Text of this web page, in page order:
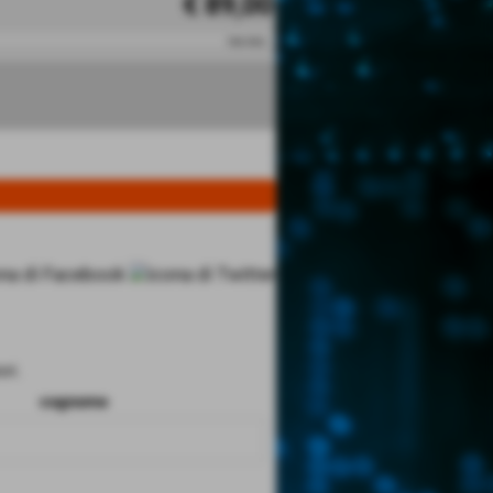
cognome